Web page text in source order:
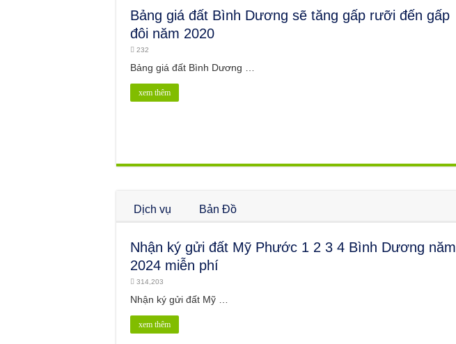
Bảng giá đất Bình Dương sẽ tăng gấp rưỡi đến gấp
đôi năm 2020
232
Bảng giá đất Bình Dương …
xem thêm
Dịch vụ Bản Đồ
Nhận ký gửi đất Mỹ Phước 1 2 3 4 Bình Dương năm
2024 miễn phí
314,203
Nhận ký gửi đất Mỹ …
xem thêm